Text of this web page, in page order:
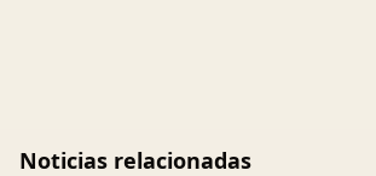
Noticias relacionadas